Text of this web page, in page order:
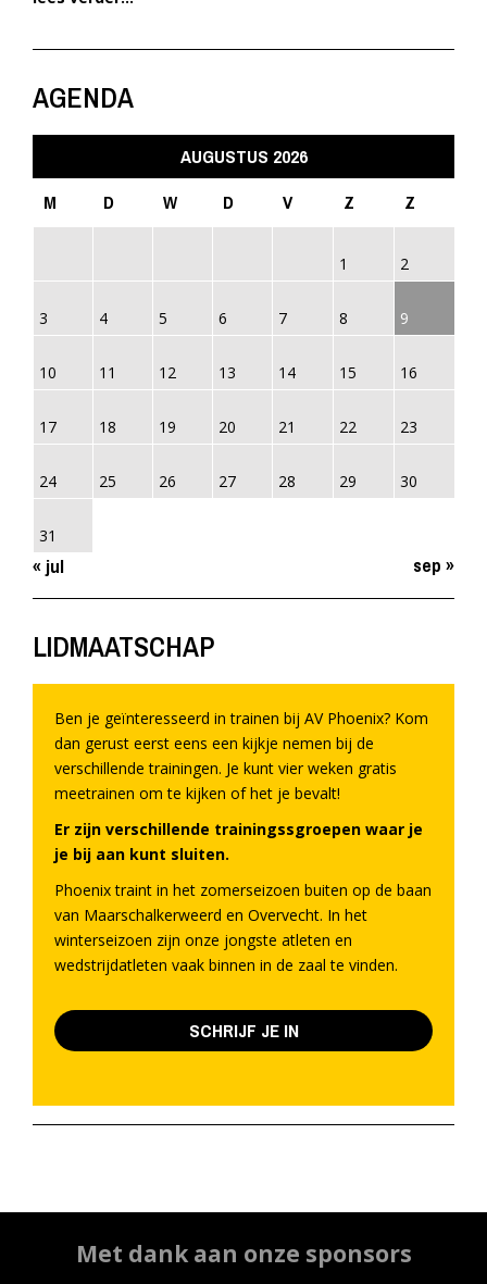
AGENDA
AUGUSTUS 2026
M
D W D V Z Z
1 2
3 4 5 6 7 8 9
10 11 12 13 14 15 16
17 18 19 20 21 22 23
24 25 26 27 28 29 30
31
« jul sep »
LIDMAATSCHAP
Ben je geïnteresseerd in trainen bij AV Phoenix? Kom
dan gerust eerst eens een kijkje nemen bij de
verschillende trainingen. Je kunt vier weken gratis
meetrainen om te kijken of het je bevalt!
Er zijn verschillende trainingssgroepen waar je
je bij aan kunt sluiten.
Phoenix traint in het zomerseizoen buiten op de baan
van Maarschalkerweerd en Overvecht. In het
winterseizoen zijn onze jongste atleten en
wedstrijdatleten vaak binnen in de zaal te vinden.
SCHRIJF JE IN
Met dank aan onze sponsors